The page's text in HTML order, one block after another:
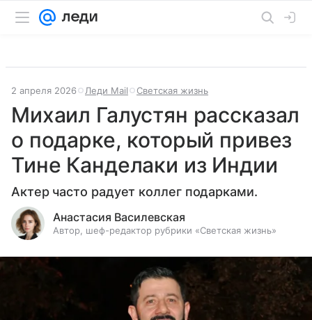
2 апреля 2026 Леди Mail Светская жизнь
Михаил Галустян рассказал
о подарке, который привез
Тине Канделаки из Индии
Актер часто радует коллег подарками.
Анастасия Василевская
Автор, шеф-редактор рубрики «Светская жизнь»